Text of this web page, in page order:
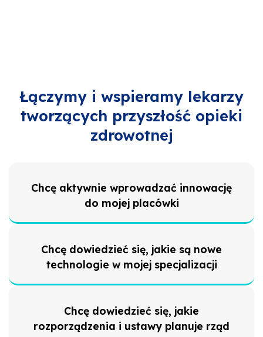
Łączymy i wspieramy lekarzy
tworzących przyszłość opieki
zdrowotnej
Chcę aktywnie wprowadzać innowację
do mojej placówki
Chcę dowiedzieć się, jakie są nowe
technologie w mojej specjalizacji
Chcę dowiedzieć się, jakie
rozporządzenia i ustawy planuje rząd